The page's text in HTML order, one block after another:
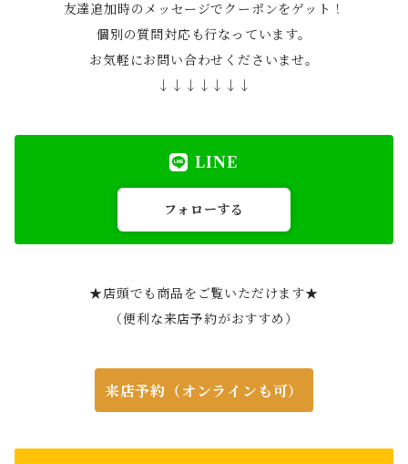
友達追加時のメッセージでクーポンをゲット！
個別の質問対応も行なっています。
お気軽にお問い合わせくださいませ。
↓↓↓↓↓↓↓
LINE
フォローする
★店頭でも商品をご覧いただけます★
（便利な来店予約がおすすめ）
来店予約（オンラインも可）